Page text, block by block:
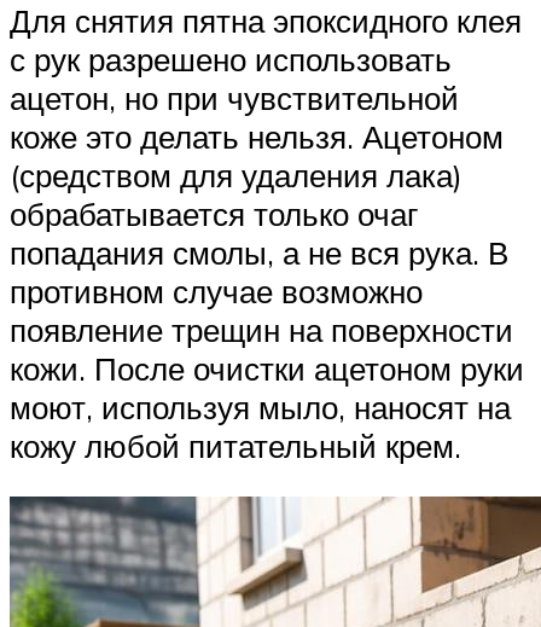
Для снятия пятна эпоксидного клея
с рук разрешено использовать
ацетон, но при чувствительной
коже это делать нельзя. Ацетоном
(средством для удаления лака)
обрабатывается только очаг
попадания смолы, а не вся рука. В
противном случае возможно
появление трещин на поверхности
кожи. После очистки ацетоном руки
моют, используя мыло, наносят на
кожу любой питательный крем.